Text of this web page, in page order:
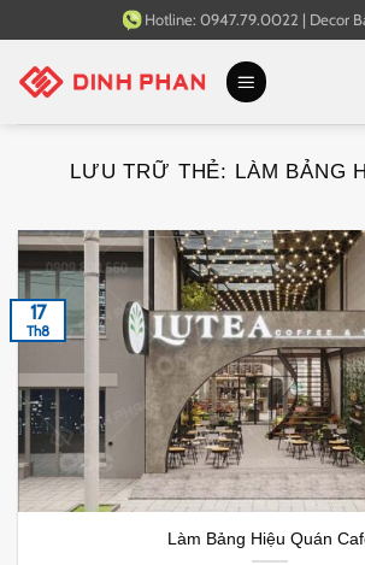
qua
nội
Hotline: 0947.79.0022 | Decor
LƯU TRỮ THẺ: LÀM BẢNG
Làm Bảng Hiệu Quán
17
Th8